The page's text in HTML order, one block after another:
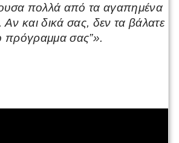
πολλά από τα αγαπημένα
Αν και δικά σας, δεν τα βάλατε
πρόγραμμα σας”».